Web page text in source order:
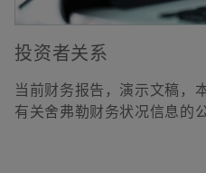
投资者关系
当前财务报告，演示文稿，
有关舍弗勒财务状况信息的